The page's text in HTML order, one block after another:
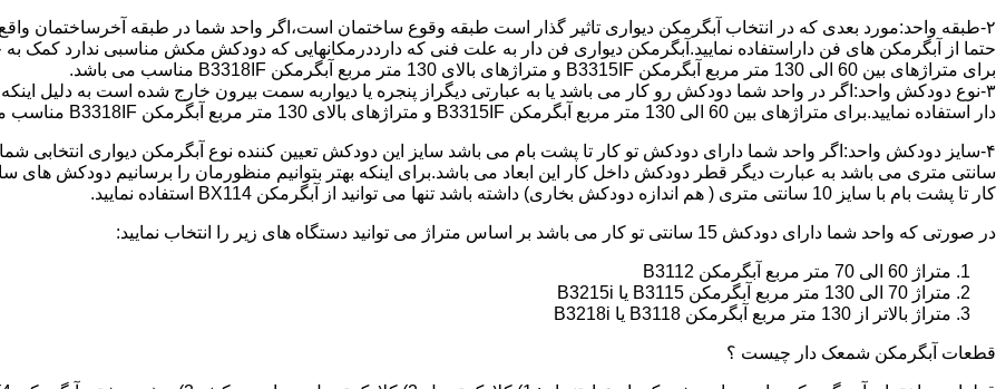
حتما از آبگرمکن های فن داراستفاده نمایید.آبگرمکن دیواری فن دار به علت فنی که دارددرمکانهایی که دودکش مکش مناسبی ندارد کمک
برای متراژهای بین 60 الی 130 متر مربع آبگرمکن B3315IF و متراژهای بالای 130 متر مربع آبگرمکن B3318IF مناسب می باشد.
۳-نوع دودکش واحد:اگر در واحد شما دودکش رو کار می باشد یا به عبارتی دیگراز پنجره یا دیواربه سمت بیرون خارج شده است به دلیل
دار استفاده نمایید.برای متراژهای بین 60 الی 130 متر مربع آبگرمکن B3315IF و متراژهای بالای 130 متر مربع آبگرمکن B3318IF مناسب می باشد.
کار تا پشت بام با سایز 10 سانتی متری ( هم اندازه دودکش بخاری) داشته باشد تنها می توانید از آبگرمکن BX114 استفاده نمایید.
در صورتی که واحد شما دارای دودکش 15 سانتی تو کار می باشد بر اساس متراژ می توانید دستگاه های زیر را انتخاب نمایید:
متراژ 60 الی 70 متر مربع آبگرمکن B3112
متراژ 70 الی 130 متر مربع آبگرمکن B3115 یا B3215i
متراژ بالاتر از 130 متر مربع آبگرمکن B3118 یا B3218i
قطعات آبگرمکن شمعک دار چیست ؟